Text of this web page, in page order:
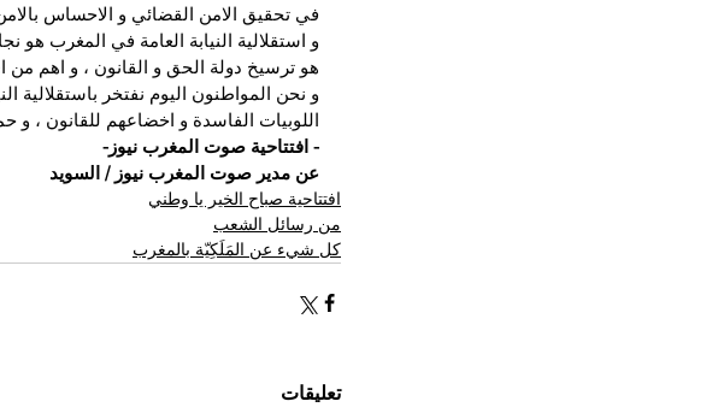
في تحقيق الامن القضائي و الاحساس
و استقلالية النيابة العامة في المغرب هو
هو ترسيخ دولة الحق و القانون ، و اهم
و نحن المواطنون اليوم نفتخر باستقلالية
اللوبيات الفاسدة و اخضاعهم للقانون ، و
- افتتاحية صوت المغرب نيوز-
عن مدير صوت المغرب نيوز / السويد
افتتاحية صباح الخير يا وطني
من رسائل الشعب
كل شيء عن المَلَكِيّة بالمغرب
تعليقات